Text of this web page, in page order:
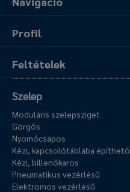
Profil
Feltételek
Szelep
Moduláris szelepsziget
Görgős
Nyomócsapos
Kézi, kapcsolótáblába építhető
Kézi, billenőkaros
Pneumatikus vezérlésű
Elektromos vezérlésű